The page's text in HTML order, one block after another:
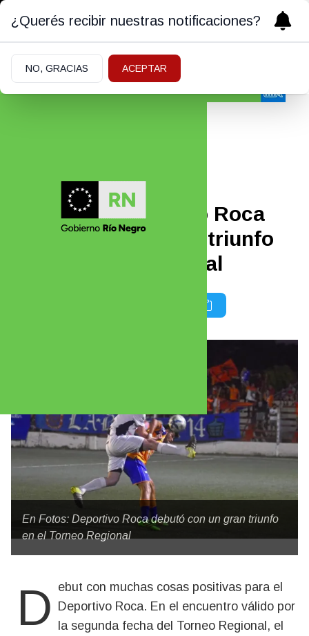
25/11/2021
En Fotos: Deportivo Roca
debutó con un gran triunfo
en el Torneo Regional
En Fotos: Deportivo Roca debutó con un gran triunfo
en el Torneo Regional
Debut con muchas cosas positivas para el
Deportivo Roca. En el encuentro válido por
la segunda fecha del Torneo Regional, el
¿Querés recibir nuestras notificaciones?
NO, GRACIAS ACEPTAR